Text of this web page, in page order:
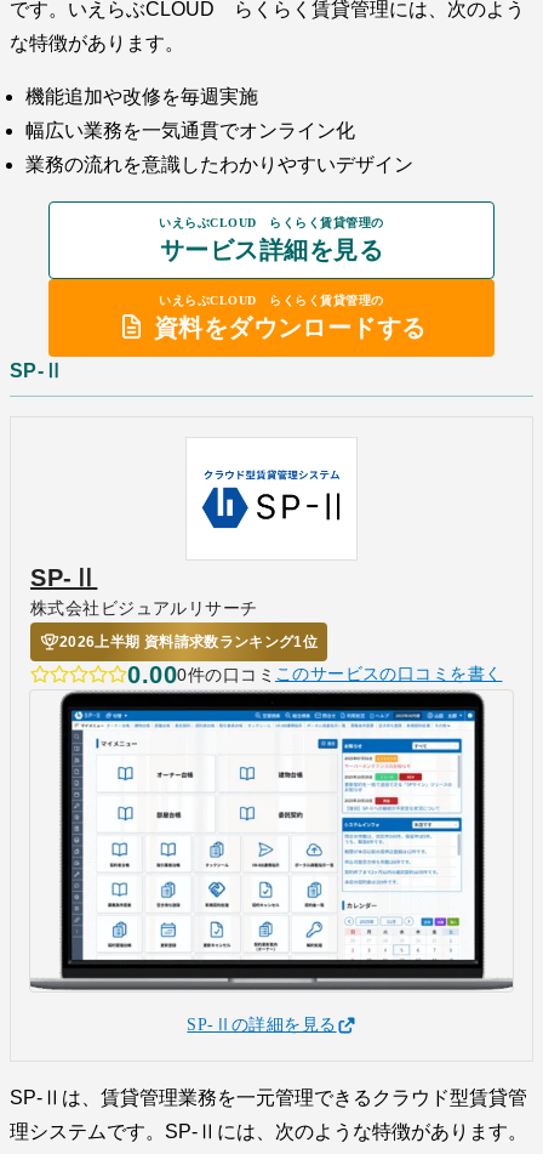
です。いえらぶCLOUD らくらく賃貸管理には、次のよう
な特徴があります。
機能追加や改修を毎週実施
幅広い業務を一気通貫でオンライン化
業務の流れを意識したわかりやすいデザイン
いえらぶCLOUD らくらく賃貸管理の
サービス詳細を見る
いえらぶCLOUD らくらく賃貸管理の
資料をダウンロードする
SP-Ⅱ
SP-Ⅱ
株式会社ビジュアルリサーチ
2026上半期 資料請求数ランキング1位
0.000件の口コミ このサービスの口コミを書く
SP-Ⅱの詳細を見る
SP-Ⅱは、賃貸管理業務を一元管理できるクラウド型賃貸管
理システムです。SP-Ⅱには、次のような特徴があります。